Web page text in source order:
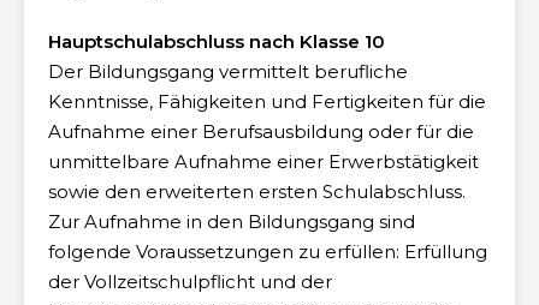
Hauptschulabschluss nach Klasse 10
Der Bildungsgang vermittelt berufliche
Kenntnisse, Fähigkeiten und Fertigkeiten für die
Aufnahme einer Berufsausbildung oder für die
unmittelbare Aufnahme einer Erwerbstätigkeit
sowie den erweiterten ersten Schulabschluss.
Zur Aufnahme in den Bildungsgang sind
folgende Voraussetzungen zu erfüllen: Erfüllung
der Vollzeitschulpflicht und der